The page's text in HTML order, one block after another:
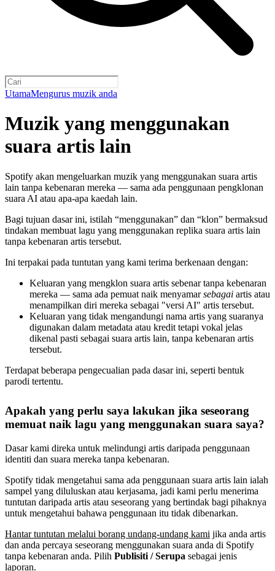
UtamaMengurus muzik anda
Muzik yang menggunakan
suara artis lain
Spotify akan mengeluarkan muzik yang menggunakan suara artis
lain tanpa kebenaran mereka — sama ada penggunaan pengklonan
suara AI atau apa-apa kaedah lain.
Bagi tujuan dasar ini, istilah “menggunakan” dan “klon” bermaksud
tindakan membuat lagu yang menggunakan replika suara artis lain
tanpa kebenaran artis tersebut.
Ini terpakai pada tuntutan yang kami terima berkenaan dengan:
Keluaran yang mengklon suara artis sebenar tanpa kebenaran
mereka — sama ada pemuat naik menyamarsebagai artis atau
menampilkan diri mereka sebagai "versi AI" artis tersebut.
Keluaran yang tidak mengandungi nama artis yang suaranya
digunakan dalam metadata atau kredit tetapi vokal jelas
dikenal pasti sebagai suara artis lain, tanpa kebenaran artis
tersebut.
Terdapat beberapa pengecualian pada dasar ini, seperti bentuk
parodi tertentu.
Apakah yang perlu saya lakukan jika seseorang
memuat naik lagu yang menggunakan suara saya?
Dasar kami direka untuk melindungi artis daripada penggunaan
identiti dan suara mereka tanpa kebenaran.
Spotify tidak mengetahui sama ada penggunaan suara artis lain ialah
sampel yang diluluskan atau kerjasama, jadi kami perlu menerima
tuntutan daripada artis atau seseorang yang bertindak bagi pihaknya
untuk mengetahui bahawa penggunaan itu tidak dibenarkan.
Hantar tuntutan melalui borang undang-undang kami jika anda artis
dan anda percaya seseorang menggunakan suara anda di Spotify
tanpa kebenaran anda. Pilih Publisiti / Serupa sebagai jenis
laporan.